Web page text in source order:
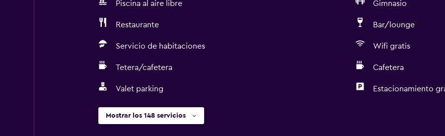
Piscina al aire libre Gimnasio
Restaurante Bar/lounge
Servicio de habitaciones Wifi gratis
Tetera/cafetera Cafetera
Valet parking Estacionamiento
Mostrar los 148 servicios